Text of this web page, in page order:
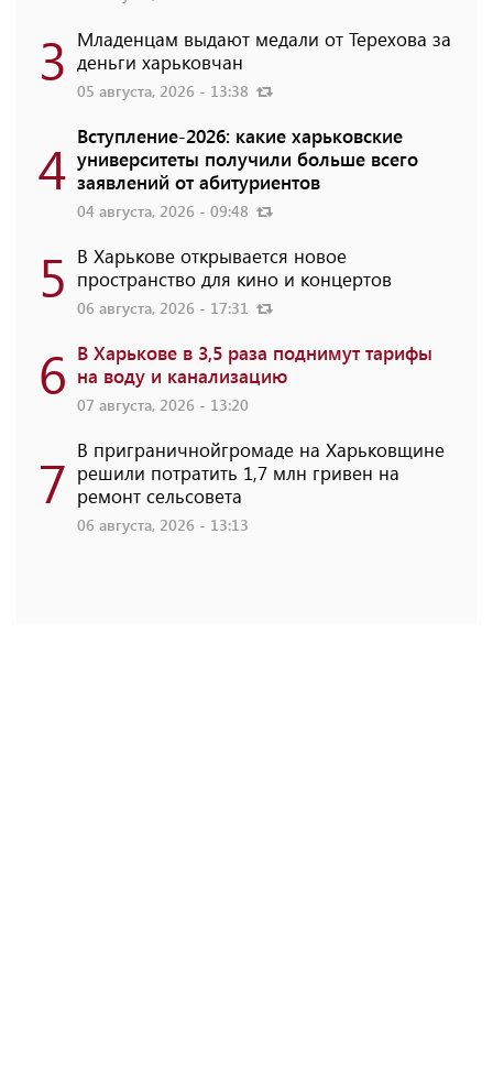
3 Младенцам выдают медали от Терехова за
деньги харьковчан
05 августа, 2026 - 13:38
4 Вступление-2026: какие харьковские
университеты получили больше всего
заявлений от абитуриентов
04 августа, 2026 - 09:48
5 В Харькове открывается новое
пространство для кино и концертов
06 августа, 2026 - 17:31
6 В Харькове в 3,5 раза поднимут тарифы
на воду и канализацию
07 августа, 2026 - 13:20
7 В приграничнойгромаде на Харьковщине
решили потратить 1,7 млн ​​гривен на
ремонт сельсовета
06 августа, 2026 - 13:13